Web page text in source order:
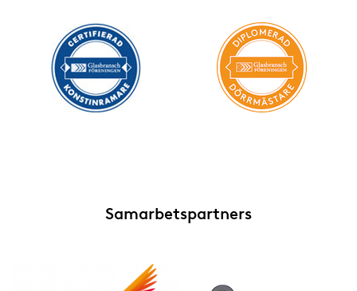
Samarbetspartners